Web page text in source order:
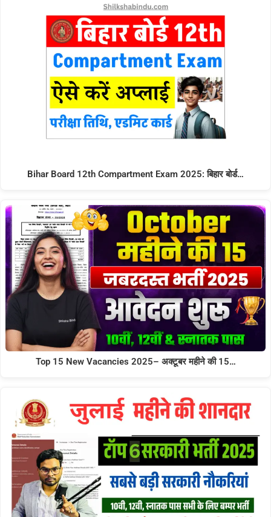
Bihar Board 12th Compartment Exam 2025: बिहार बोर्ड…
Top 15 New Vacancies 2025– अक्टूबर महीने की 15…